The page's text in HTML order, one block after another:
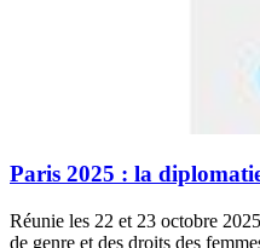
Paris 2025 : la
Réunie les 22 et 23 octobre
de genre et des droits des